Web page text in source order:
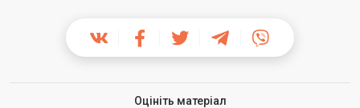
Оцініть матеріал